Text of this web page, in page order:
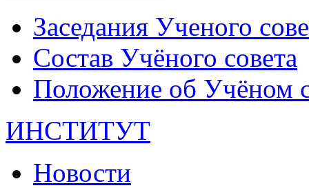
Заседания Ученого
Состав Учёного совета
Положение об Учёном
ИНСТИТУТ
Новости